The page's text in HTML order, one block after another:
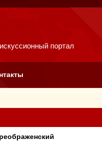
портал